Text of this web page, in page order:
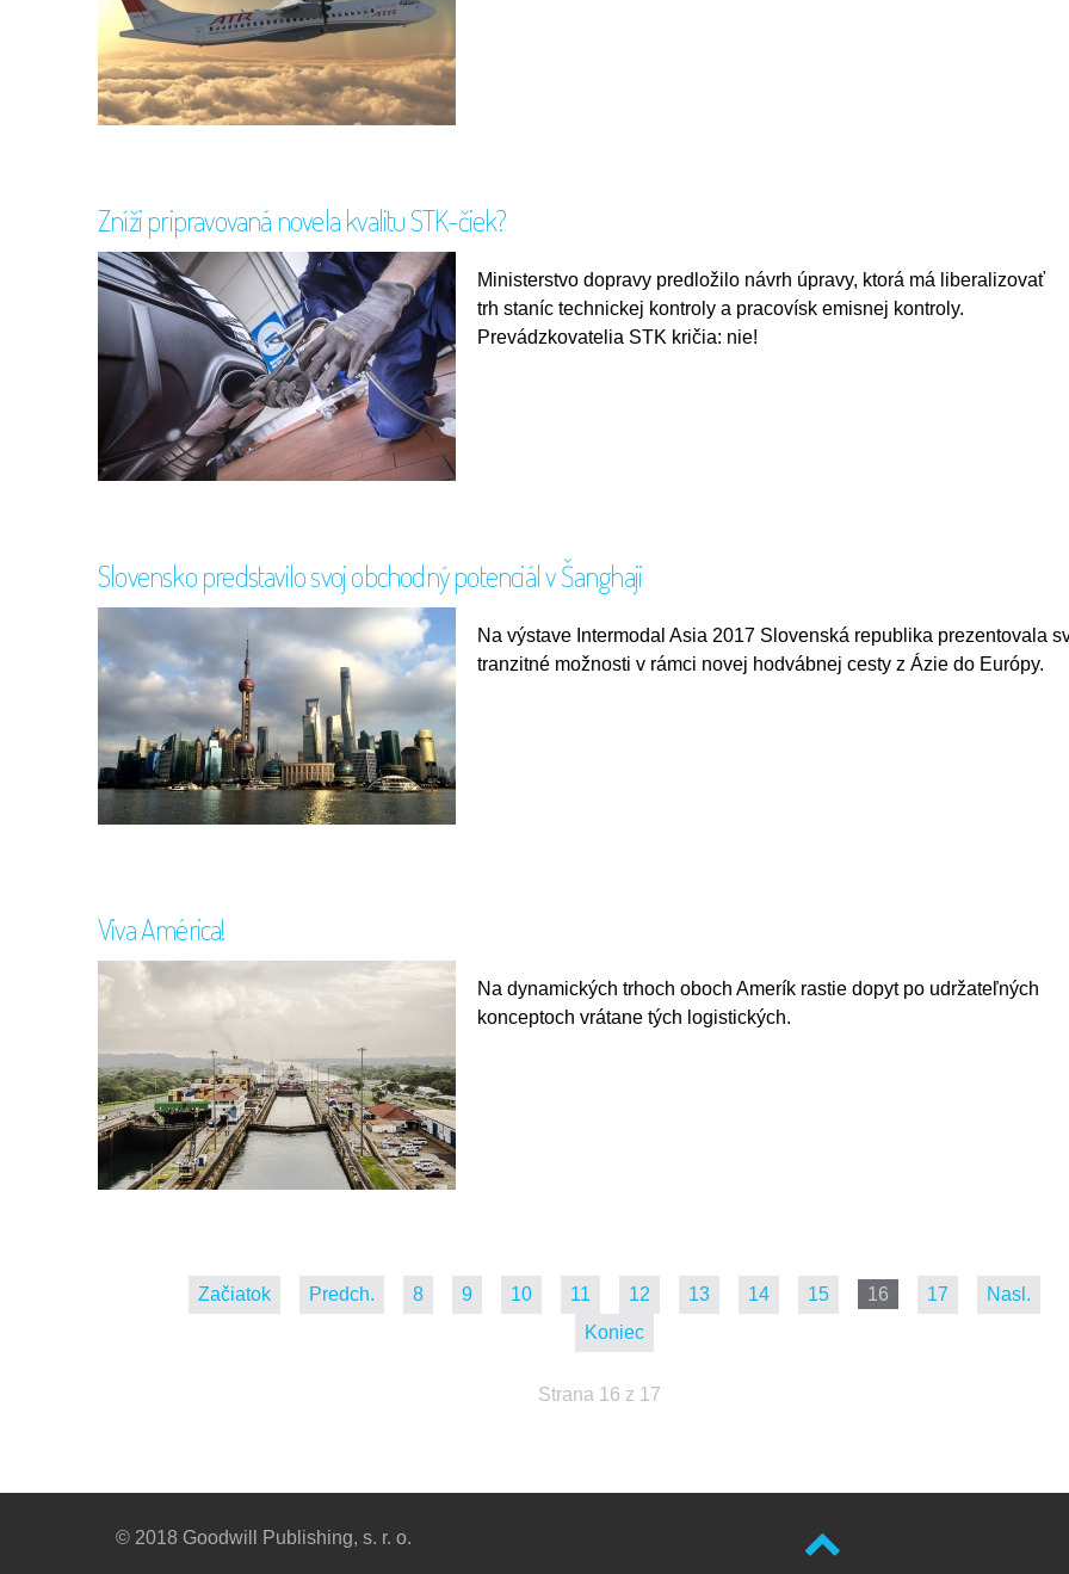
Zníži pripravovaná novela kvalitu STK-čiek?
Ministerstvo dopravy predložilo návrh úpravy, ktorá má liberalizovať
trh staníc technickej kontroly a pracovísk emisnej kontroly.
Prevádzkovatelia STK kričia: nie!
Slovensko predstavilo svoj obchodný potenciál v Šanghaji
Na výstave Intermodal Asia 2017 Slovenská republika prezentovala
tranzitné možnosti v rámci novej hodvábnej cesty z Ázie do Európy.
Viva América!
Na dynamických trhoch oboch Amerík rastie dopyt po udržateľných
konceptoch vrátane tých logistických.
Začiatok Predch. 8 9 10 11 12 13 14 15 16 17
Nasl.
Koniec
Strana 16 z 17
© 2018 Goodwill Publishing, s. r. o.